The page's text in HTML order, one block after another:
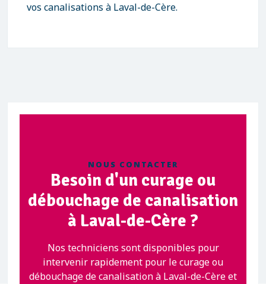
vos canalisations à Laval-de-Cère.
NOUS CONTACTER
Besoin d'un curage ou
débouchage de canalisation
à Laval-de-Cère ?
Nos techniciens sont disponibles pour
intervenir rapidement pour le curage ou
débouchage de canalisation à Laval-de-Cère et